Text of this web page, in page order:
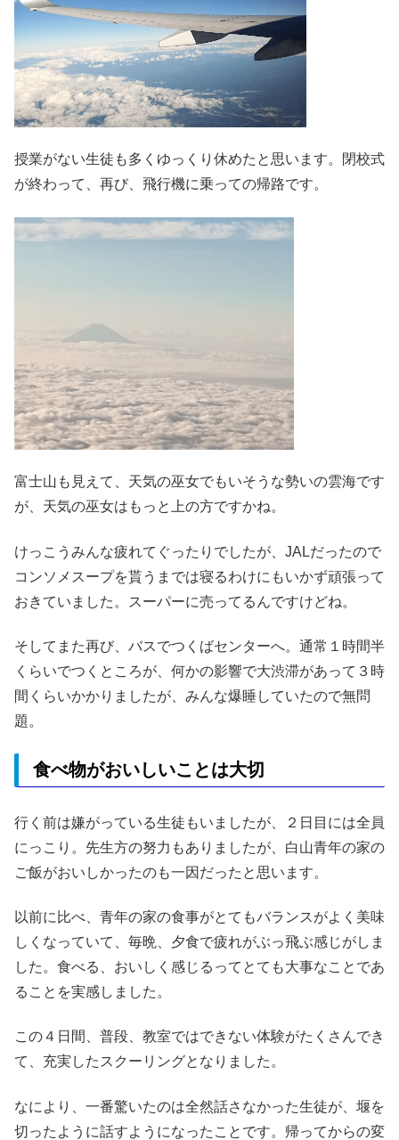
授業がない生徒も多くゆっくり休めたと思います。閉校式
が終わって、再び、飛行機に乗っての帰路です。
富士山も見えて、天気の巫女でもいそうな勢いの雲海です
が、天気の巫女はもっと上の方ですかね。
けっこうみんな疲れてぐったりでしたが、JALだったので
コンソメスープを貰うまでは寝るわけにもいかず頑張って
おきていました。スーパーに売ってるんですけどね。
そしてまた再び、バスでつくばセンターへ。通常１時間半
くらいでつくところが、何かの影響で大渋滞があって３時
間くらいかかりましたが、みんな爆睡していたので無問
題。
食べ物がおいしいことは大切
行く前は嫌がっている生徒もいましたが、２日目には全員
にっこり。先生方の努力もありましたが、白山青年の家の
ご飯がおいしかったのも一因だったと思います。
以前に比べ、青年の家の食事がとてもバランスがよく美味
しくなっていて、毎晩、夕食で疲れがぶっ飛ぶ感じがしま
した。食べる、おいしく感じるってとても大事なことであ
ることを実感しました。
この４日間、普段、教室ではできない体験がたくさんでき
て、充実したスクーリングとなりました。
なにより、一番驚いたのは全然話さなかった生徒が、堰を
切ったように話すようになったことです。帰ってからの変